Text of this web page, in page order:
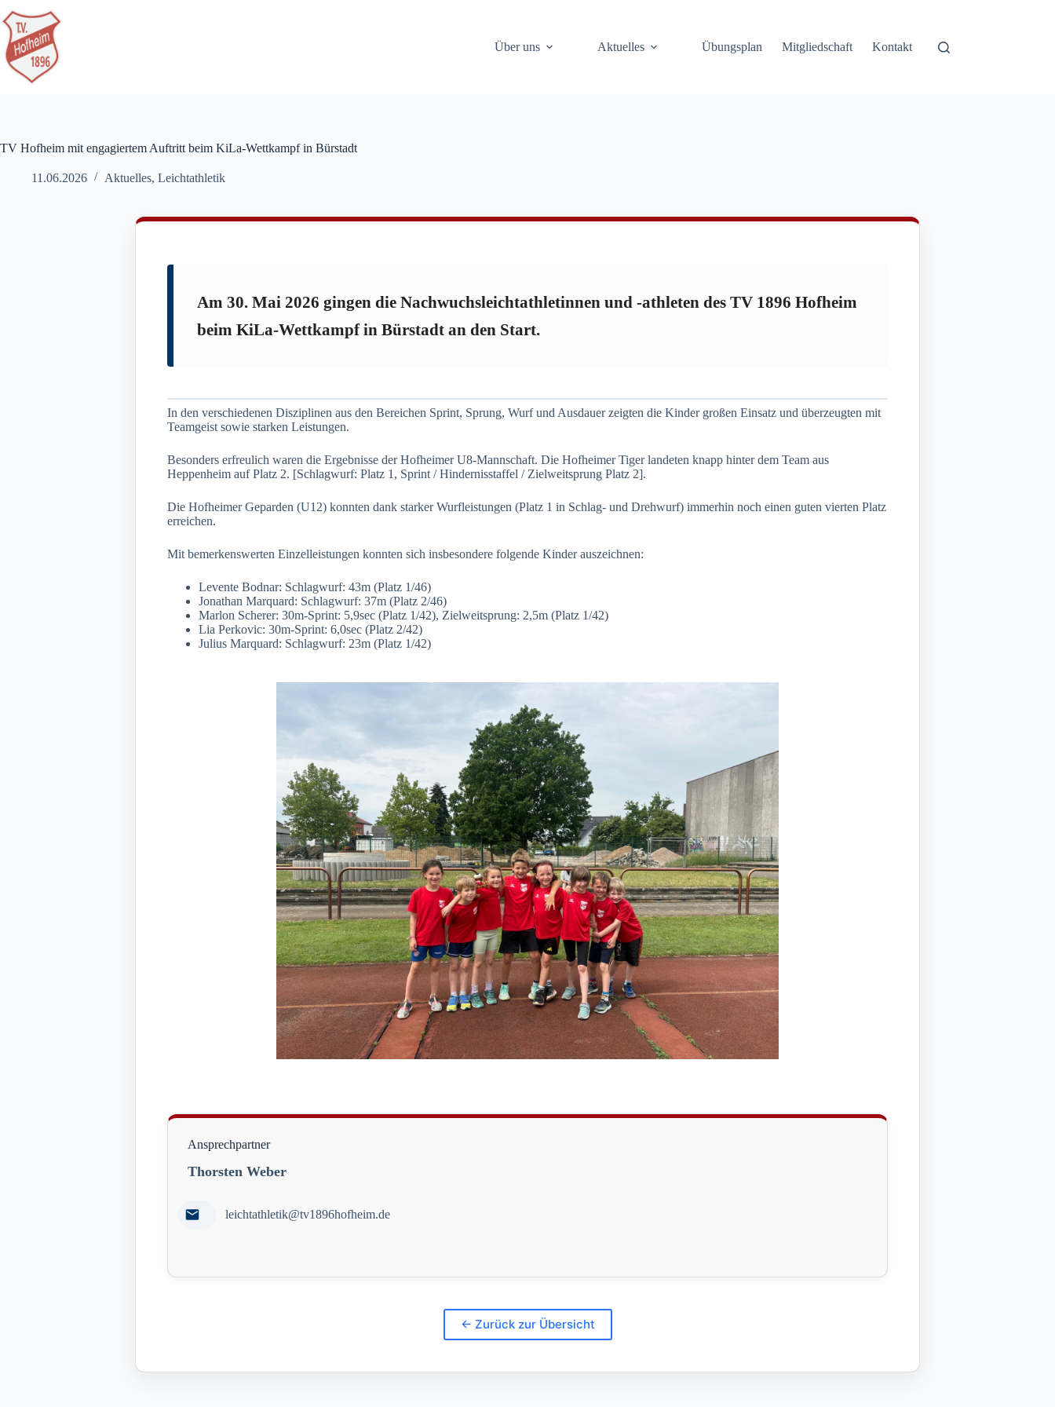
Inhalt
springen
Über uns
Aktuelles Übungsplan Mitgliedschaft Kontakt
TV Hofheim mit engagiertem Auftritt beim KiLa-Wettkampf in Bürstadt
11.06.2026 Aktuelles, Leichtathletik
Am 30. Mai 2026 gingen die Nachwuchsleichtathletinnen und -athleten des TV 1896 Hofheim
beim KiLa-Wettkampf in Bürstadt an den Start.
In den verschiedenen Disziplinen aus den Bereichen Sprint, Sprung, Wurf und Ausdauer zeigten die Kinder großen Einsatz und überzeugten mit
Teamgeist sowie starken Leistungen.
Besonders erfreulich waren die Ergebnisse der Hofheimer U8-Mannschaft. Die Hofheimer Tiger landeten knapp hinter dem Team aus
Heppenheim auf Platz 2. [Schlagwurf: Platz 1, Sprint / Hindernisstaffel / Zielweitsprung Platz 2].
Die Hofheimer Geparden (U12) konnten dank starker Wurfleistungen (Platz 1 in Schlag- und Drehwurf) immerhin noch einen guten vierten Platz
erreichen.
Mit bemerkenswerten Einzelleistungen konnten sich insbesondere folgende Kinder auszeichnen:
Levente Bodnar: Schlagwurf: 43m (Platz 1/46)
Jonathan Marquard: Schlagwurf: 37m (Platz 2/46)
Marlon Scherer: 30m-Sprint: 5,9sec (Platz 1/42), Zielweitsprung: 2,5m (Platz 1/42)
Lia Perkovic: 30m-Sprint: 6,0sec (Platz 2/42)
Julius Marquard: Schlagwurf: 23m (Platz 1/42)
Ansprechpartner
Thorsten Weber
leichtathletik@tv1896hofheim.de
← Zurück zur Übersicht